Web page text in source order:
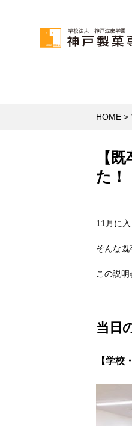
HOME >
【
た！
11月に
そんな既
この説
当日
【学校